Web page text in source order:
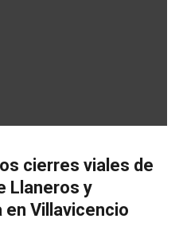
cierres viales de
Llaneros y
en Villavicencio